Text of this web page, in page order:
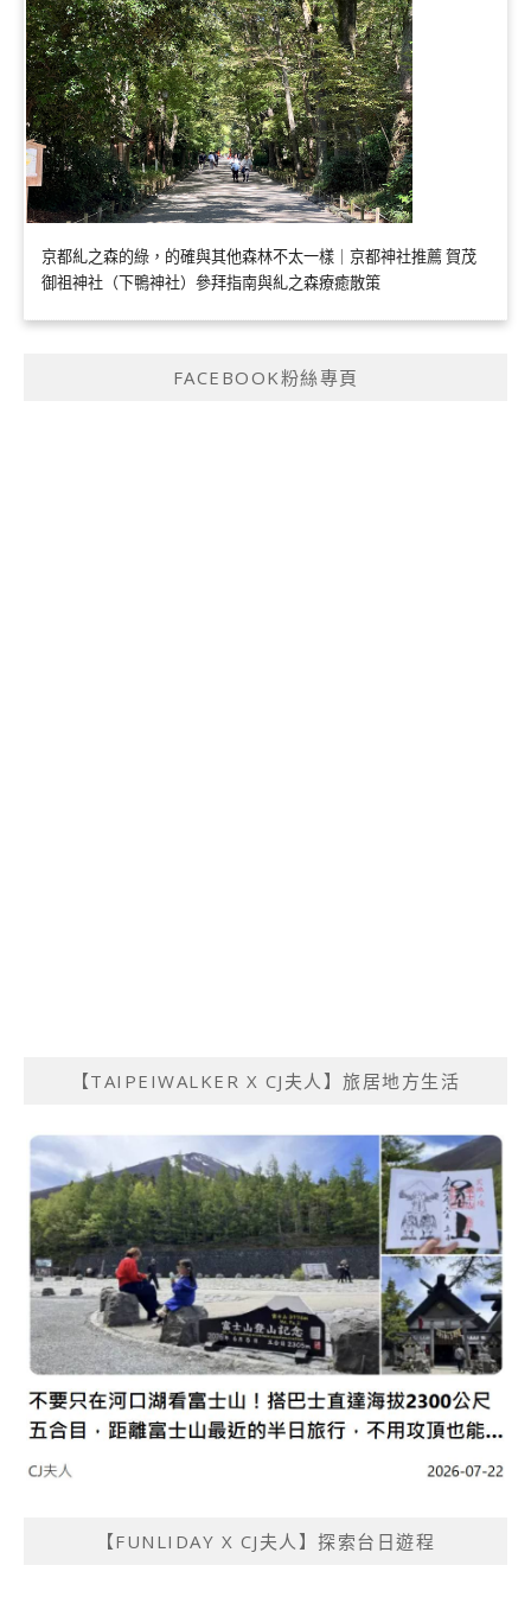
京都糺之森的綠，的確與其他森林不太一樣｜京都神社推薦 賀茂
御祖神社（下鴨神社）參拜指南與糺之森療癒散策
FACEBOOK粉絲專頁
【TAIPEIWALKER X CJ夫人】旅居地方生活
【FUNLIDAY X CJ夫人】探索台日遊程